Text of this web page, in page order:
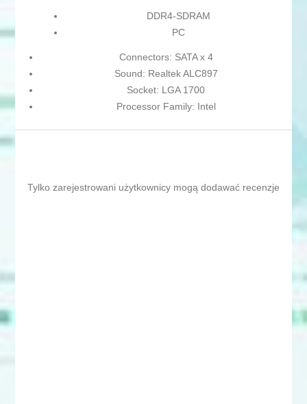
DDR4-SDRAM
PC
Connectors: SATA x 4
Sound: Realtek ALC897
Socket: LGA 1700
Processor Family: Intel
Tylko zarejestrowani użytkownicy mogą dodawać recenzje